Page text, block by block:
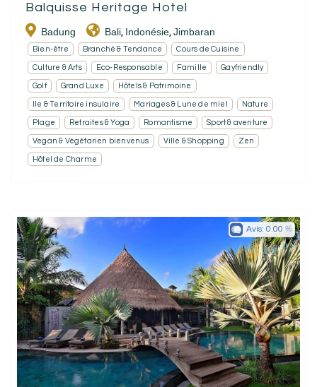
Balquisse Heritage Hotel
Badung Bali, Indonésie, Jimbaran
Bien-être Branché & Tendance Cours de Cuisine
Culture & Arts Eco-Responsable Famille Gayfriendly
Golf Grand Luxe Hôtels & Patrimoine
Ile & Territoire insulaire Mariages & Lune de miel Nature
Plage Retraites & Yoga Romantisme Sport & aventure
Vegan & Végétarien bienvenus Ville & Shopping Zen
Hôtel de Charme
Avis: 0.00